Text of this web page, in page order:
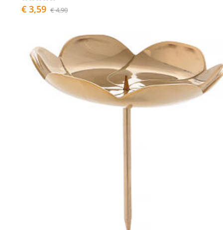
€ 3,59 € 4,90